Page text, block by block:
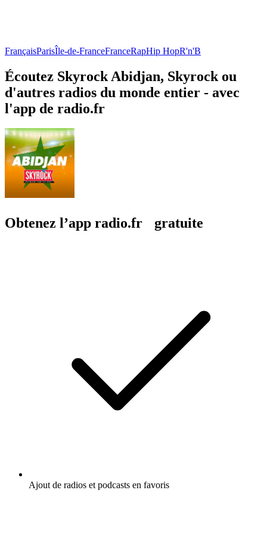
FrançaisParisÎle-de-FranceFranceRapHip HopR'n'B
Écoutez Skyrock Abidjan, Skyrock ou
d'autres radios du monde entier - avec
l'app de radio.fr
Obtenez l’app radio.fr gratuite
Ajout de radios et podcasts en favoris